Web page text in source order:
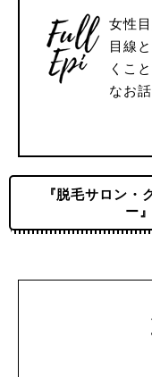
女性
目線
くこ
なお
『脱毛サロン・
ー